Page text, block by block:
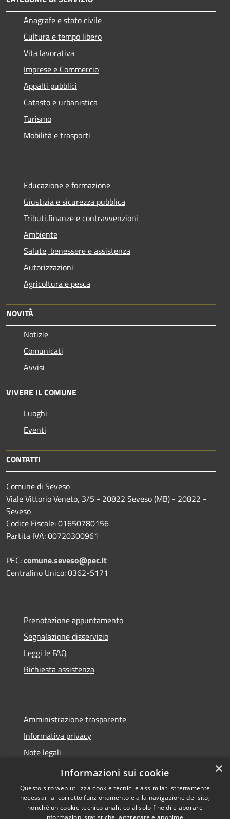
Anagrafe e stato civile
Cultura e tempo libero
Vita lavorativa
Imprese e Commercio
Appalti pubblici
Catasto e urbanistica
Turismo
Mobilità e trasporti
Educazione e formazione
Giustizia e sicurezza pubblica
Tributi,finanze e contravvenzioni
Ambiente
Salute, benessere e assistenza
Autorizzazioni
Agricoltura e pesca
NOVITÀ
Notizie
Comunicati
Avvisi
VIVERE IL COMUNE
Luoghi
Eventi
CONTATTI
Comune di Seveso
Viale Vittorio Veneto, 3/5 - 20822 Seveso (MB) - 20822 -
Seveso
Codice Fiscale: 01650780156
Partita IVA: 00720300961
PEC:comune.seveso@pec.it
Centralino Unico: 0362-5171
Prenotazione appuntamento
Segnalazione disservizio
Leggi le FAQ
Richiesta assistenza
Amministrazione trasparente
Informativa privacy
Note legali
Dichiarazione di accessibilità
×
Informazioni sui cookie
Questo sito web utilizza cookie tecnici e assimilati strettamente
necessari al corretto funzionamento e alla navigazione del sito,
nonché un cookie tecnico analitico al solo fine di elaborare
informazioni statistiche, aggregate e anonime.